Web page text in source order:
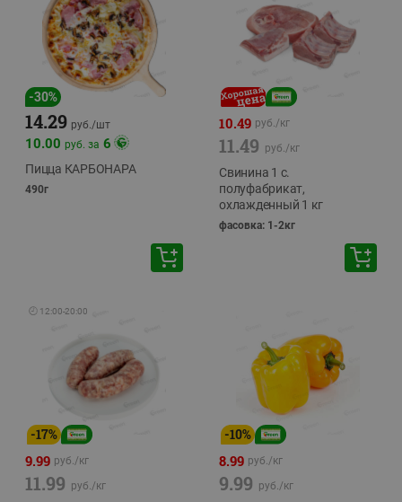
-30%
14.29 руб./шт
10.00 руб. за 6
Пицца КАРБОНАРА
490г
10.49 руб./кг
11.49 руб./кг
Свинина 1 с.
полуфабрикат,
охлажденный 1 кг
фасовка: 1-2кг
🕘 12:00-20:00
-17%
9.99 руб./кг
11.99 руб./кг
-10%
8.99 руб./кг
9.99 руб./кг